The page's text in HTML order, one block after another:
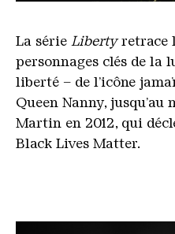
La série Libertyretrace
personnages clés de la
liberté – de l’icône
Queen Nanny,
Martin en 2012, qui
Black Lives Matter.